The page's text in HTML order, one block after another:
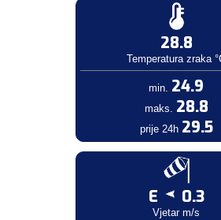
28.8
Temperatura zraka
min. 24.9
maks. 28.8
prije 24h 29.5
E 0.3
Vjetar m/s